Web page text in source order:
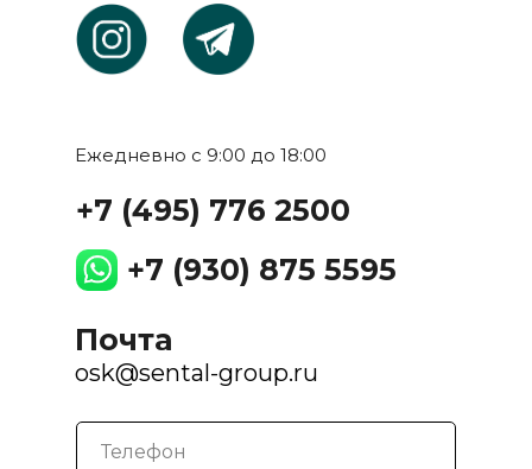
Ежедневно с 9:00 до 18:00
+7 (930) 875 5595
Почта
osk@sental-group.ru
+7 (495) 776 2500